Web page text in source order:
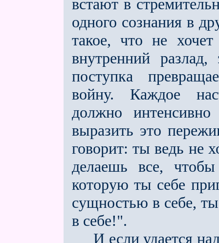
встают в
одного сознания в
такое, что не
внутренний разлад,
поступка
войну. Каждое
должно
выразить это
говорит: ты ведь не
делаешь все,
которую ты себе
сущностью в себе,
в себе!".
И ес­ли удается над